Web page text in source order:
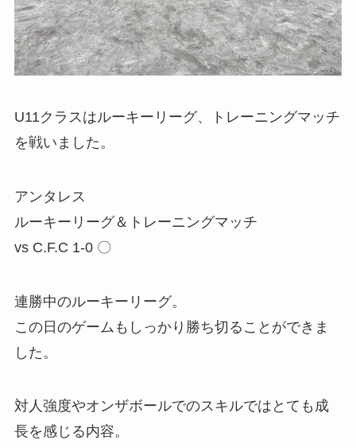
U11クラスはルーキーリーグ、トレーニングマッチ
を戦いました。
アンタレス
ルーキーリーグ＆トレーニングマッチ
vs C.F.C 1-0 〇
連勝中のルーキーリーグ。
この日のゲームもしっかり勝ち切ることができま
した。
対人強度やオンザボールでのスキルではとても成
長を感じる内容。